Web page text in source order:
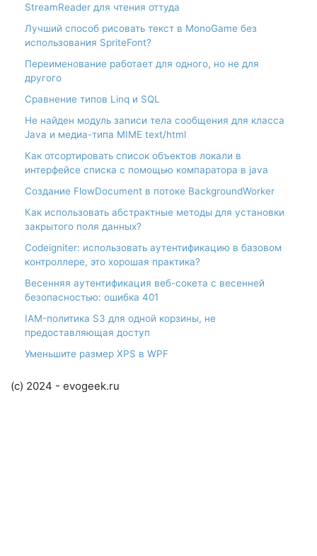
StreamReader для чтения оттуда
Лучший способ рисовать текст в MonoGame без
использования SpriteFont?
Переименование работает для одного, но не для
другого
Сравнение типов Linq и SQL
Не найден модуль записи тела сообщения для класса
Java и медиа-типа MIME text/html
Как отсортировать список объектов локали в
интерфейсе списка с помощью компаратора в java
Создание FlowDocument в потоке BackgroundWorker
Как использовать абстрактные методы для установки
закрытого поля данных?
Codeigniter: использовать аутентификацию в базовом
контроллере, это хорошая практика?
Весенняя аутентификация веб-сокета с весенней
безопасностью: ошибка 401
IAM-политика S3 для одной корзины, не
предоставляющая доступ
Уменьшите размер XPS в WPF
(c) 2024 - evogeek.ru